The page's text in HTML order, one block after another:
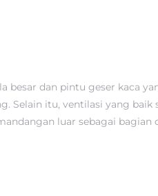
besar dan pintu geser kaca
Selain itu, ventilasi yang
luar sebagai bagian